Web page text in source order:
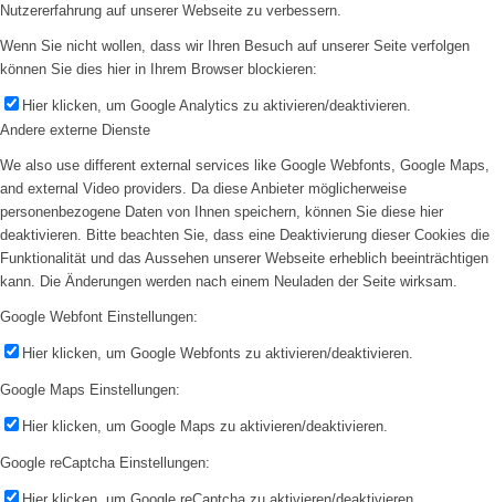
Nutzererfahrung auf unserer Webseite zu verbessern.
Wenn Sie nicht wollen, dass wir Ihren Besuch auf unserer Seite verfolgen
können Sie dies hier in Ihrem Browser blockieren:
Hier klicken, um Google Analytics zu aktivieren/deaktivieren.
Andere externe Dienste
We also use different external services like Google Webfonts, Google Maps,
and external Video providers. Da diese Anbieter möglicherweise
personenbezogene Daten von Ihnen speichern, können Sie diese hier
deaktivieren. Bitte beachten Sie, dass eine Deaktivierung dieser Cookies die
Funktionalität und das Aussehen unserer Webseite erheblich beeinträchtigen
kann. Die Änderungen werden nach einem Neuladen der Seite wirksam.
Google Webfont Einstellungen:
Hier klicken, um Google Webfonts zu aktivieren/deaktivieren.
Google Maps Einstellungen:
Hier klicken, um Google Maps zu aktivieren/deaktivieren.
Google reCaptcha Einstellungen: